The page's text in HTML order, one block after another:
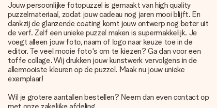
Jouwpersoonlijke fotopuzzel is gemaakt van high quality
puzzelmateriaal, zodat jouw cadeau nog jaren mooi blijft. En
dankzij de glanzende coating komt jouw ontwerp nog beter uit
de verf. Zelf een unieke puzzel maken is supermakkelijk. Je
voegt alleen jouw foto, naam of logo naar keuze toe in de
editor. Te veel mooie foto's om te kiezen? Ga dan voor een
toffe collage. Wij drukken jouw kunstwerk vervolgens in de
allermooiste kleuren op de puzzel. Maak nu jouw unieke
exemplaar!
Wil je grotere aantallen bestellen? Neem dan even contact op